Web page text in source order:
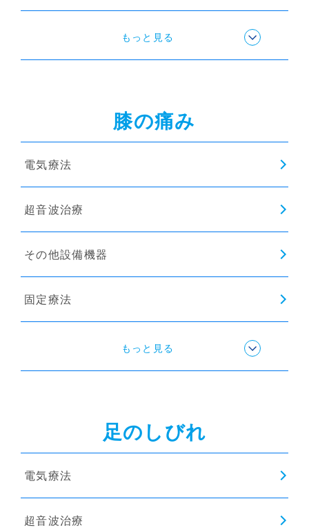
もっと見る
膝の痛み
電気療法
超音波治療
その他設備機器
固定療法
リハビリ・トレーニング
インソール
もっと見る
足のしびれ
電気療法
超音波治療